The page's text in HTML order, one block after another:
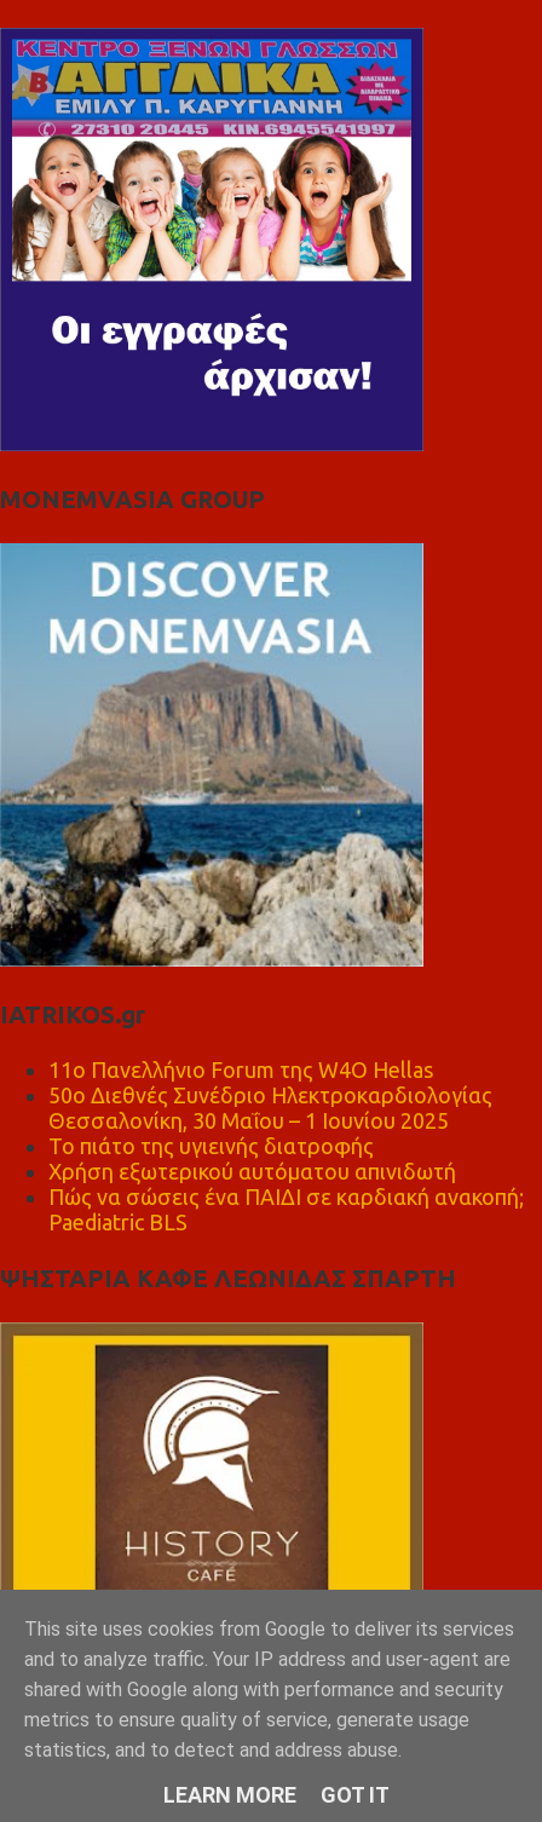
MONEMVASIA GROUP
IATRIKOS.gr
11ο Πανελλήνιο Forum της W4O Hellas
50ο Διεθνές Συνέδριο Ηλεκτροκαρδιολογίας
Θεσσαλονίκη, 30 Μαΐου – 1 Ιουνίου 2025
Το πιάτο της υγιεινής διατροφής
Χρήση εξωτερικού αυτόματου απινιδωτή
Πώς να σώσεις ένα ΠΑΙΔΙ σε καρδιακή ανακοπή;
Paediatric BLS
ΨΗΣΤΑΡΙΑ ΚΑΦΕ ΛΕΩΝΙΔΑΣ ΣΠΑΡΤΗ
This site uses cookies from Google to deliver its services
and to analyze traffic. Your IP address and user-agent are
shared with Google along with performance and security
metrics to ensure quality of service, generate usage
statistics, and to detect and address abuse.
LEARN MORE GOT IT